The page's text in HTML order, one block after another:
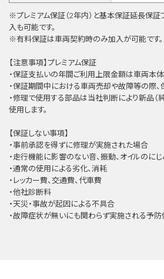
※プレミアム保証（2年内）と基本保証延⻑保証
⼊も可能です。
※有料保証は⾞両契約時のみ加⼊が可能です。
【注意事項】プレミアム保証
・保証支払いの年間ご利用上限金額は車両本体
・保証期間中における車両売却や故障等の際、
・修理で使用する部品は当社判断により新品（
使用します。
【保証しない事項】
・事前承認を得ずに修理が実施された場合
・走行機能に影響のない音、振動、オイルのに
・通常の使用による劣化、消耗
・レッカー費、交通費、代車費
・他社診断料
・天災・事故が起因による不具合
・故障症状が無いにも関わらず実施される予防